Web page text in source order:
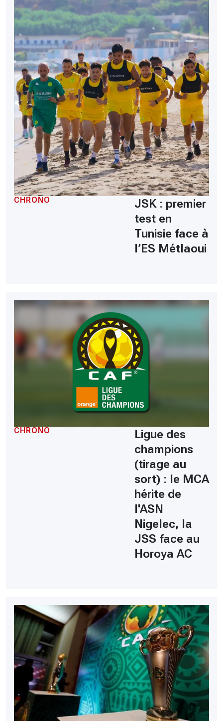
CHRONO
JSK : premier
test en
Tunisie face à
l’ES Métlaoui
CHRONO
Ligue des
champions
(tirage au
sort) : le MCA
hérite de
l'ASN
Nigelec, la
JSS face au
Horoya AC